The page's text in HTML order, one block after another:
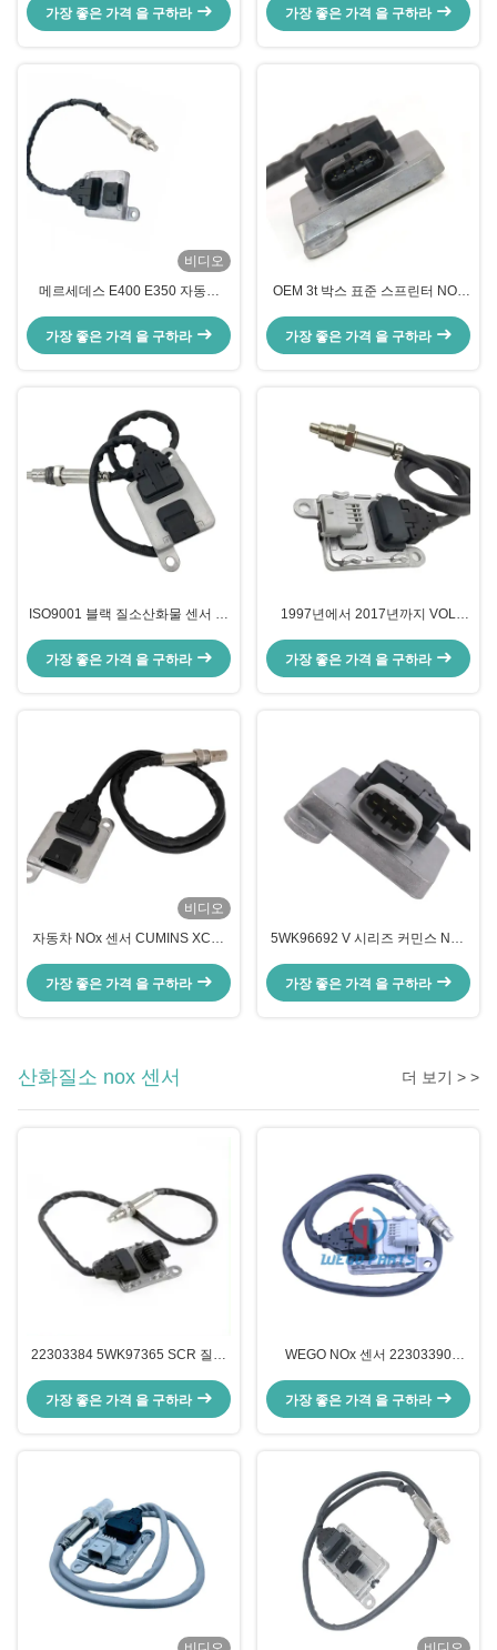
가장 좋은 가격 을 구하라
W212 C300 ML350
가장 좋은 가격 을 구하라
비디오
메르세데스 E400 E350 자동차
A0009053403
가장 좋은 가격 을 구하라
OEM 3t 박스 표준 스프린터 NOx
5WK96681D
가장 좋은 가격 을 구하라
ISO9001 블랙 질소산화물 센서 메
5WK96682A A0009057000
가장 좋은 가격 을 구하라
1997년에서 2017년까지 VOL
22303390 5WK97367
가장 좋은 가격 을 구하라
비디오
자동차 NOx 센서 CUMINS XC40
2871974 2894943
가장 좋은 가격 을 구하라
5WK96692 V 시리즈 커민스 NOx
2894945 5293295
가장 좋은 가격 을 구하라
산화질소 nox 센서 더 보기 > >
22303384 5WK97365 SCR 질소
가장 좋은 가격 을 구하라
WEGO NOx 센서 22303390
D11/D13/D16용
가장 좋은 가격 을 구하라